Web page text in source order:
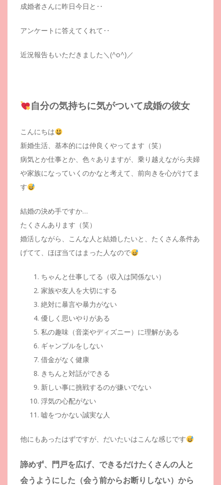
成婚者さんに昨日今日と‥
アンケートに答えてくれて‥
近況報告もいただきました＼(^o^)／
自分の気持ちに気がついて成婚の彼女
こんにちは
新婚生活、基本的には仲良くやってます（笑）
病気とか仕事とか、色々ありますが、乗り越えながら夫婦
や家族になっていくのかなと考えて、前向きを心がけてま
す
結婚の決め手ですか…
たくさんあります（笑）
婚活しながら、こんな人と結婚したいと、たくさん条件あ
げてて、ほぼ当てはまった人なので
ちゃんと仕事してる（収入は関係ない）
家族や友人を大切にする
絶対に暴言や暴力がない
優しく思いやりがある
私の趣味（音楽やディズニー）に理解がある
ギャンブルをしない
借金がなく健康
きちんと対話ができる
新しい事に挑戦するのが嫌いでない
浮気の心配がない
嘘をつかない誠実な人
他にもあったはずですが、だいたいはこんな感じです
諦めず、門戸を広げ、できるだけたくさんの人と
会うようにした（会う前からお断りしない）から